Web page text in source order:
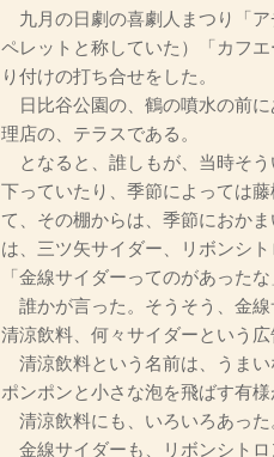
九月の日劇の喜劇人まつり「ア
ペレットと称していた）「カフ
り付けの打ち合せをした。
日比谷公園の、鶴の噴水の前
理店の、テラスである。
となると、誰しもが、当時そ
下っていたり、季節によっては
て、その棚からは、季節におか
は、三ツ矢サイダー、リボンシト
「金線サイダーってのがあったな
誰かが言った。そうそう、金線
清涼飲料、何々サイダーという広
清涼飲料という名前は、うまい
ポンポンと小さな泡を飛ばす有様
清涼飲料にも、いろいろあった
金線サイダーも、リボンシトロ